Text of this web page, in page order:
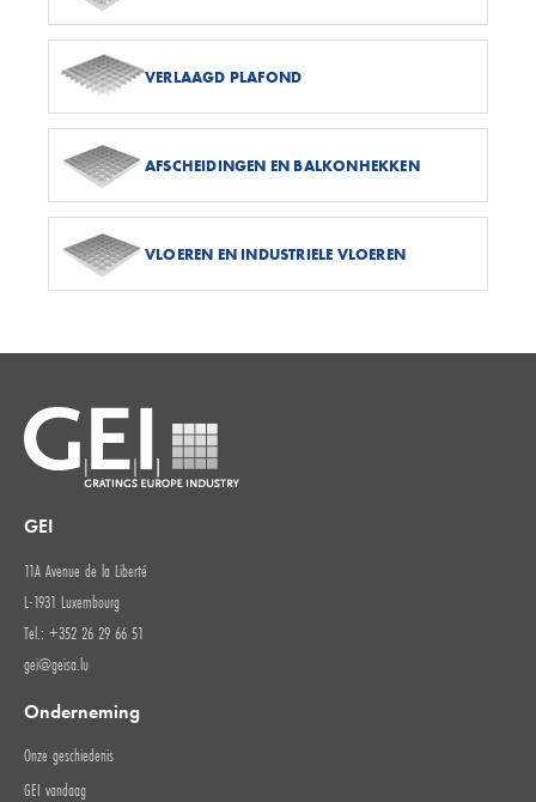
VERLAAGD PLAFOND
AFSCHEIDINGEN EN BALKONHEKKEN
VLOEREN EN INDUSTRIELE VLOEREN
GEI
11A Avenue de la Liberté
L-1931 Luxembourg
Tel.: +352 26 29 66 51
gei@geisa.lu
Onderneming
Onze geschiedenis
GEI vandaag